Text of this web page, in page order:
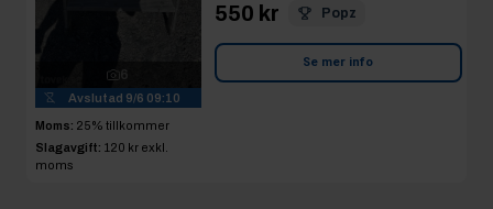
6
Avslutad 9/6 09:10
Moms: 25% tillkommer
Slagavgift: 120 kr exkl.
moms
550 kr Popz
Se mer info